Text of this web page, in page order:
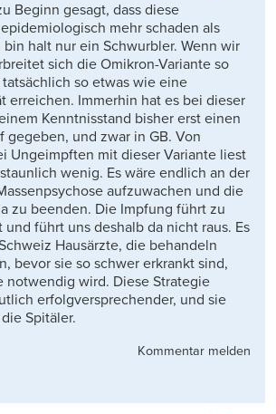
Beginn gesagt, dass diese
mehr schaden als
halt nur ein Schwurbler. Wenn wir
sich die Omikron-Variante so
so etwas wie eine
erreichen. Immerhin hat es bei dieser
Kenntnisstand bisher erst einen
gegeben, und zwar in GB. Von
Ungeimpften mit dieser Variante liest
wenig. Es wäre endlich an der
aufzuwachen und die
zu beenden. Die Impfung führt zu
führt uns deshalb da nicht raus. Es
Hausärzte, die behandeln
bevor sie so schwer erkrankt sind,
notwendig wird. Diese Strategie
erfolgversprechender, und sie
Spitäler.
Kommentar melden